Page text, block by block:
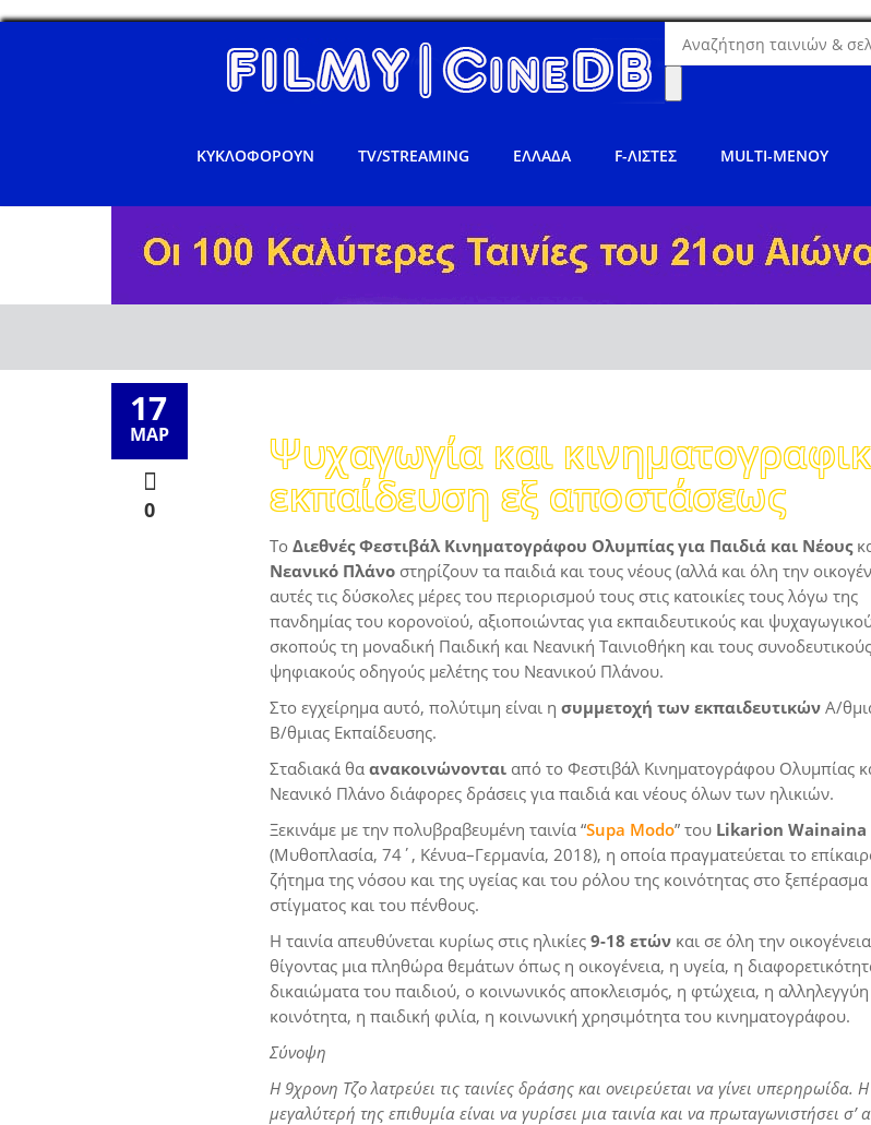
ΚΥΚΛΟΦΟΡΟΥΝ TV/STREAMING ΕΛΛΑΔΑ F-ΛΙΣΤΕΣ MULTI-ΜΕΝΟΥ
17
ΜΑΡ
0
Ψυχαγωγία και
εκπαίδευση εξ αποστάσεως
Το Διεθνές Φεστιβάλ Κινηματογράφου Ολυμπίας για Παιδιά και Νέους
Νεανικό Πλάνο στηρίζουν τα παιδιά και τους νέους (αλλά και όλη την
αυτές τις δύσκολες μέρες του περιορισμού τους στις κατοικίες τους λόγω της
πανδημίας του κορονοϊού, αξιοποιώντας για εκπαιδευτικούς και
σκοπούς τη μοναδική Παιδική και Νεανική Ταινιοθήκη και τους συνοδευτικούς
ψηφιακούς οδηγούς μελέτης του Νεανικού Πλάνου.
Στο εγχείρημα αυτό, πολύτιμη είναι η συμμετοχή των εκπαιδευτικών Α/
Β/θμιας Εκπαίδευσης.
Σταδιακά θα ανακοινώνονται από το Φεστιβάλ Κινηματογράφου Ολυμπίας
Νεανικό Πλάνο διάφορες δράσεις για παιδιά και νέους όλων των ηλικιών.
Ξεκινάμε με την πολυβραβευμένη ταινία “Supa Modo” του Likarion Wainaina
(Μυθοπλασία, 74΄, Κένυα–Γερμανία, 2018), η οποία πραγματεύεται το
ζήτημα της νόσου και της υγείας και του ρόλου της κοινότητας στο
στίγματος και του πένθους.
Η ταινία απευθύνεται κυρίως στις ηλικίες 9-18 ετών και σε όλη την
θίγοντας μια πληθώρα θεμάτων όπως η οικογένεια, η υγεία, η
δικαιώματα του παιδιού, ο κοινωνικός αποκλεισμός, η φτώχεια, η αλληλεγγύη
κοινότητα, η παιδική φιλία, η κοινωνική χρησιμότητα του κινηματογράφου.
Σύνοψη
Η 9χρονη Τζο λατρεύει τις ταινίες δράσης και ονειρεύεται να γίνει υπερηρωίδα. Η
μεγαλύτερή της επιθυμία είναι να γυρίσει μια ταινία και να πρωταγωνιστήσει σ’